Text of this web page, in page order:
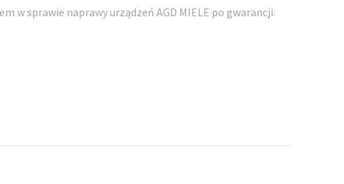
w sprawie naprawy urządzeń AGD MIELE po gwarancji.